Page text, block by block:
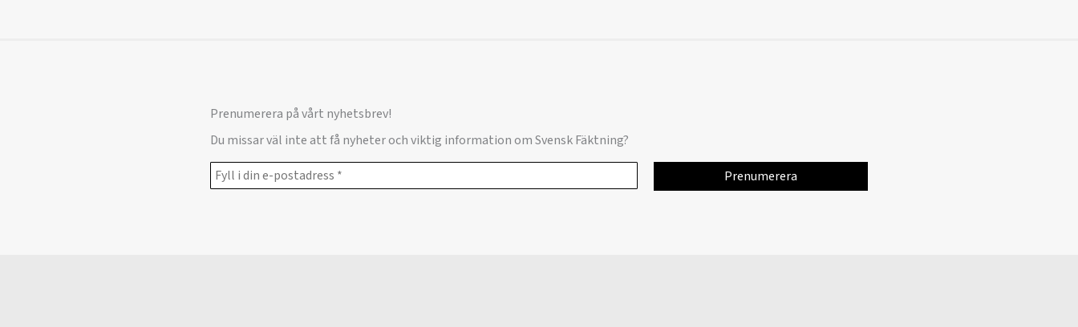
Prenumerera på vårt nyhetsbrev!
Du missar väl inte att få nyheter och viktig information om Svensk Fäktning?